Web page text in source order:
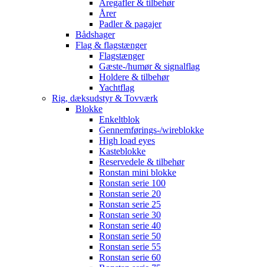
Åregafler & tilbehør
Årer
Padler & pagajer
Bådshager
Flag & flagstænger
Flagstænger
Gæste-/humør & signalflag
Holdere & tilbehør
Yachtflag
Rig, dæksudstyr & Tovværk
Blokke
Enkeltblok
Gennemførings-/wireblokke
High load eyes
Kasteblokke
Reservedele & tilbehør
Ronstan mini blokke
Ronstan serie 100
Ronstan serie 20
Ronstan serie 25
Ronstan serie 30
Ronstan serie 40
Ronstan serie 50
Ronstan serie 55
Ronstan serie 60